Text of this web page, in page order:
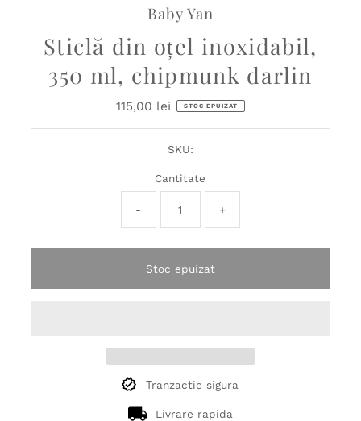
Baby Yan
Sticlă din oțel inoxidabil,
350 ml, chipmunk darlin
Preț
115,00 lei STOC EPUIZAT
SKU:
Cantitate
- +
Stoc epuizat
Tranzactie sigura
Livrare rapida